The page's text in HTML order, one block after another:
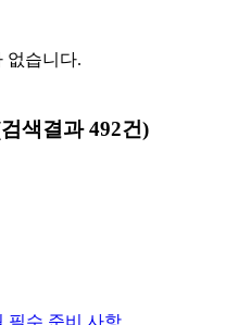
없습니다.
색결과 492건)